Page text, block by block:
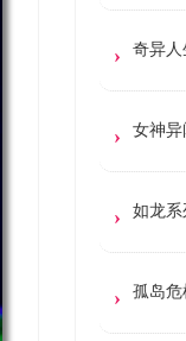
奇异
女神
如龙系
孤岛